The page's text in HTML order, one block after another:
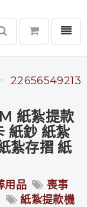
選單
22656549213
紙紮提款
紙鈔 紙紮
紮存摺 紙
用品
喪事
紙紮提款機